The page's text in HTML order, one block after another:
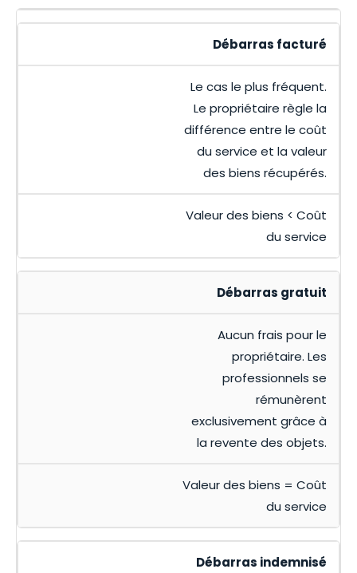
Débarras facturé
Le cas le plus fréquent.
Le propriétaire règle la
différence entre le coût
du service et la valeur
des biens récupérés.
Valeur des biens < Coût
du service
Débarras gratuit
Aucun frais pour le
propriétaire. Les
professionnels se
rémunèrent
exclusivement grâce à
la revente des objets.
Valeur des biens = Coût
du service
Débarras indemnisé